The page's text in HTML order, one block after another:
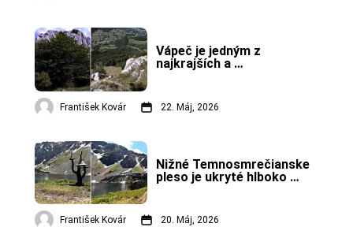
Vápeč je jedným z
najkrajších a
František Kovár 22. Máj, 2026
Nižné Temnosmrečianske
pleso je ukryté hlboko
František Kovár 20. Máj, 2026